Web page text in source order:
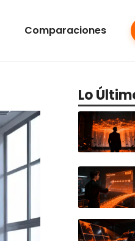
Comparaciones
Lo